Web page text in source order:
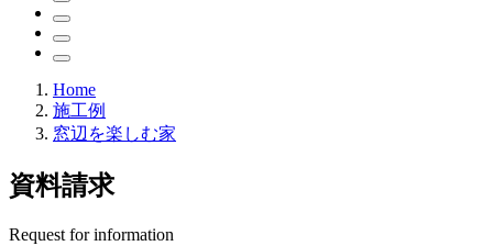
Home
施工例
窓辺を楽しむ家
資料請求
Request for information